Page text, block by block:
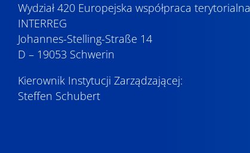
Wydział 420 Europejska współpraca terytorialna
INTERREG
Johannes-Stelling-Straße 14
D – 19053 Schwerin
Kierownik Instytucji Zarządzającej:
Steffen Schubert